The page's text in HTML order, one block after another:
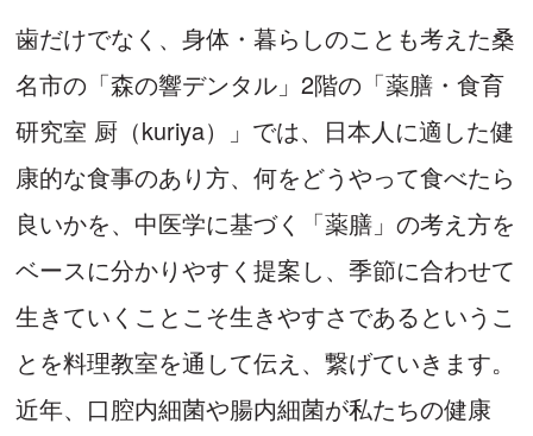
厨 講座
卒業生の為の極みコース 第８期ー卒
業回
日程：2027年05月13日(木)
時間：10:00-13:30
厨 講座
卒業生の為の極みコース 第７期ー卒
業回
歯だけでなく、身体・暮らしのことも考えた桑
名市の「森の響デンタル」2階の「薬膳・食育
研究室 厨（kuriya）」では、日本人に適した健
康的な食事のあり方、何をどうやって食べたら
良いかを、中医学に基づく「薬膳」の考え方を
ベースに分かりやすく提案し、季節に合わせて
生きていくことこそ生きやすさであるというこ
とを料理教室を通して伝え、繋げていきます。
近年、口腔内細菌や腸内細菌が私たちの健康